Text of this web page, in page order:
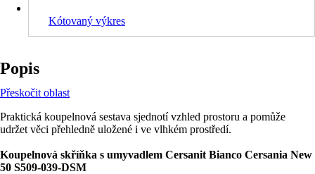
Kótovaný výkres
Popis
Přeskočit oblast
Praktická koupelnová sestava sjednotí vzhled prostoru a pomůže
udržet věci přehledně uložené i ve vlhkém prostředí.
Koupelnová skříňka s umyvadlem Cersanit Bianco Cersania New
50 S509-039-DSM